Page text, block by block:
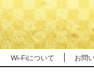
Wi-Fiについて お問